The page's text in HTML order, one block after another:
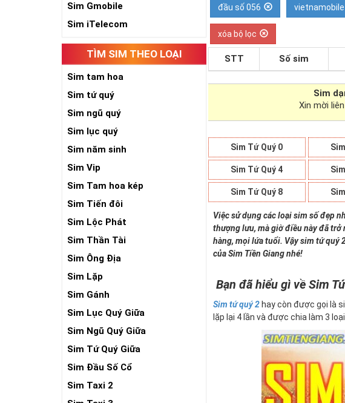
Sim Gmobile
Sim iTelecom
TÌM SIM THEO LOẠI
Sim tam hoa
Sim tứ quý
Sim ngũ quý
Sim lục quý
Sim năm sinh
Sim Vip
Sim Tam hoa kép
Sim Tiến đôi
Sim Lộc Phát
Sim Thần Tài
Sim Ông Địa
Sim Lặp
Sim Gánh
Sim Lục Quý Giữa
Sim Ngũ Quý Giữa
Sim Tứ Quý Giữa
Sim Đầu Số Cổ
Sim Taxi 2
đầu số 056 vietnamobile
xóa bộ lọc
STT Số sim
Sim
Xin mời
Sim Tứ Quý 0
Sim Tứ Quý 4
Sim Tứ Quý 8
Việc sử dụng các loại sim số đẹp
thượng lưu, mà giờ điều này đã
hàng, mọi lứa tuổi. Vậy sim tứ quý
của Sim Tiền Giang nhé!
Bạn đã hiểu gì về Sim
Sim tứ quý 2 hay còn được gọi là
lặp lại 4 lần và được chia làm 3